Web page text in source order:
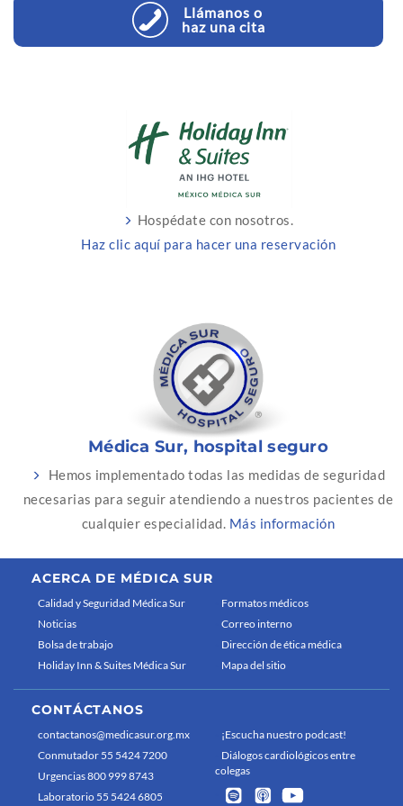
Llámanos o
haz una cita
Hospédate con nosotros.
Haz clic aquí para hacer una reservación
Médica Sur, hospital seguro
Hemos implementado todas las medidas de seguridad
necesarias para seguir atendiendo a nuestros pacientes de
cualquier especialidad. Más información
ACERCA DE MÉDICA SUR
Calidad y Seguridad Médica Sur
Noticias
Bolsa de trabajo
Holiday Inn & Suites Médica Sur
Formatos médicos
Correo interno
Dirección de ética médica
Mapa del sitio
CONTÁCTANOS
contactanos@medicasur.org.mx
Conmutador 55 5424 7200
Urgencias 800 999 8743
Laboratorio 55 5424 6805
¡Escucha nuestro podcast!
Diálogos cardiológicos entre
colegas